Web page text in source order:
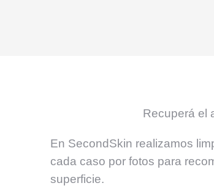
Recuperá el
En SecondSkin realizamos
cada caso por fotos para
superficie.